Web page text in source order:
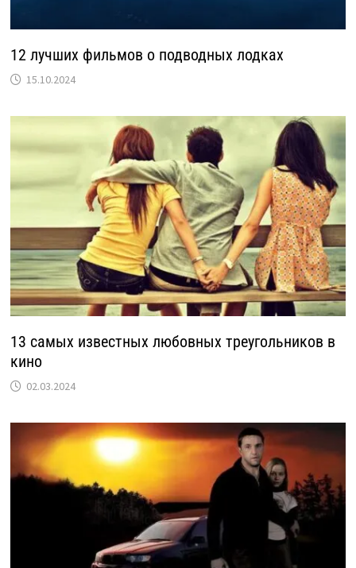
12 лучших фильмов о подводных лодках
15.10.2024
13 самых известных любовных треугольников в
кино
02.03.2024